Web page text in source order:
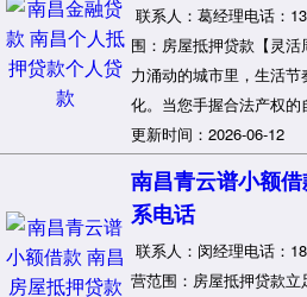
联系人：葛经理电话：
围：房屋抵押贷款【灵
力涌动的城市里，生活
化。当您手握合法产权的
更新时间：2026-06-12
南昌青云谱小额
系电话
联系人：闵经理电话：
营范围：房屋抵押贷款